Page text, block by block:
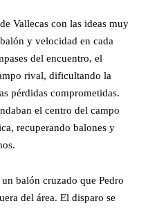
Vallecas con las ideas muy
y velocidad en cada
del encuentro, el
rival, dificultando la
pérdidas comprometidas.
el centro del campo
recuperando balones y
balón cruzado que Pedro
del área. El disparo se